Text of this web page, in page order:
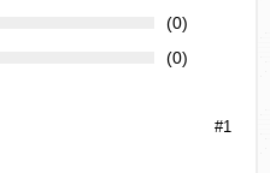
(0)
(0)
#1